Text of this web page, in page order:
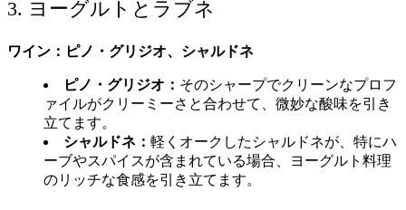
3. ヨーグルトとラブネ
ワイン：ピノ・グリジオ、シャルドネ
ピノ・グリジオ： そのシャープでクリーンなプロフ
ァイルがクリーミーさと合わせて、微妙な酸味を引き
立てます。
シャルドネ： 軽くオークしたシャルドネが、特にハ
ーブやスパイスが含まれている場合、ヨーグルト料理
のリッチな食感を引き立てます。